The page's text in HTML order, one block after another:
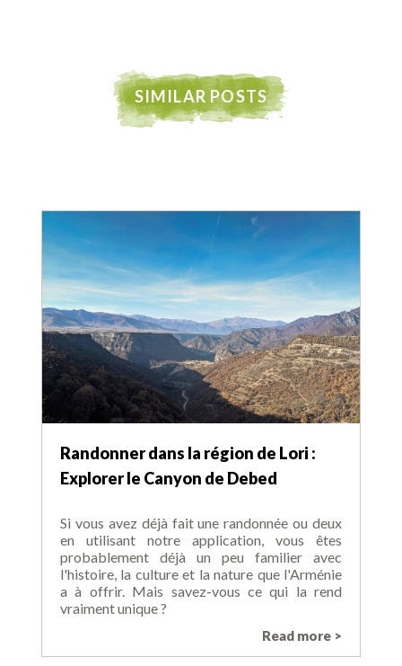
SIMILAR POSTS
Randonner dans la région de Lori :
Explorer le Canyon de Debed
Si vous avez déjà fait une randonnée ou deux
en utilisant notre application, vous êtes
probablement déjà un peu familier avec
l'histoire, la culture et la nature que l'Arménie
a à offrir. Mais savez-vous ce qui la rend
vraiment unique ?
Read more >